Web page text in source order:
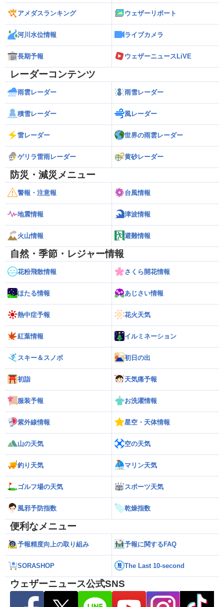
アメダスランキング ウェザーリポート
河川水位情報 ライブカメラ
長期予報 ウェザーニュースLiVE
レーダーコンテンツ
雨雲レーダー 雨雪レーダー
積雪レーダー 風レーダー
雷レーダー 世界の雨雲レーダー
ゲリラ雷雨レーダー 黄砂レーダー
防災・減災メニュー
警報・注意報 台風情報
地震情報 津波情報
火山情報 避難情報
自然・季節・レジャー情報
花粉飛散情報 さくら開花情報
ほたる情報 あじさい情報
熱中症予報 花火天気
紅葉情報 イルミネーション
スキー＆スノボ 初日の出
初詣 天気痛予報
服装予報 お洗濯情報
紫外線情報 星空・天体情報
山の天気 空の天気
釣り天気 マリン天気
ゴルフ場の天気 スポーツ天気
風邪予防指数 乾燥指数
便利なメニュー
予報精度向上の取り組み 予報に関するFAQ
SORASHOP The Last 10-second
ウェザーニュース公式SNS